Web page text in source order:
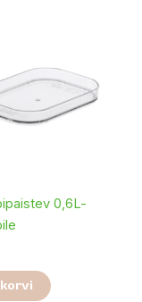
0,6L-